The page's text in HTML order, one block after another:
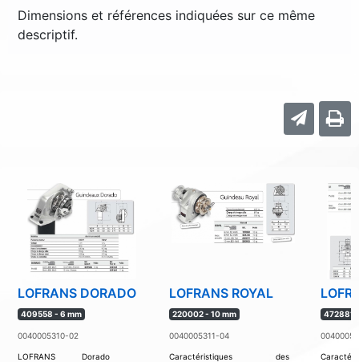
Dimensions et références indiquées sur ce même
descriptif.
LOFRANS DORADO
409558 - 6 mm
0040005310-02
LOFRANS Dorado
LOFRANS ROYAL
220002 - 10 mm
0040005311-04
Caractéristiques des
472881